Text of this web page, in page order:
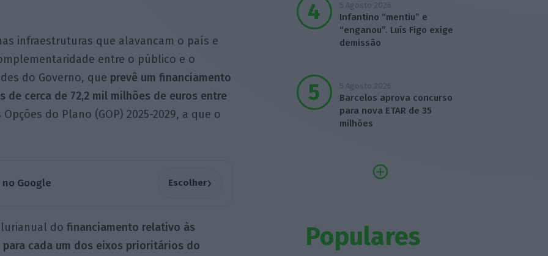
infraestruturas que alavancam o país e
entre o público e o
do Governo, que prevê um financiamento
cerca de 72,2 mil milhões de euros entre
do Plano (GOP) 2025-2029, a que o
Google Escolher›
do financiamento relativo às
cada um dos eixos prioritários do
5 Agosto 2026
Infantino “mentiu” e
“enganou”. Luís Figo exige
demissão
5 Agosto 2026
Barcelos aprova concurso
para nova ETAR de 35
milhões
Populares